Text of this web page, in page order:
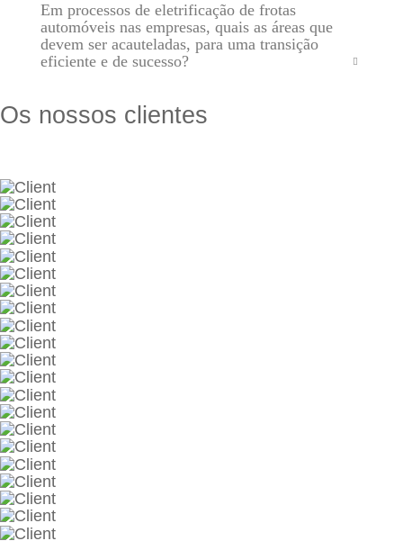
Em processos de eletrificação de frotas
automóveis nas empresas, quais as áreas que
devem ser acauteladas, para uma transição
eficiente e de sucesso?
Os nossos clientes